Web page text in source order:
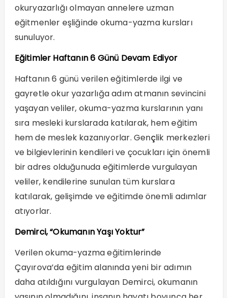
okuryazarlığı olmayan annelere uzman
eğitmenler eşliğinde okuma-yazma kursları
sunuluyor.
Eğitimler Haftanın 6 Günü Devam Ediyor
Haftanın 6 günü verilen eğitimlerde ilgi ve
gayretle okur yazarlığa adım atmanın sevincini
yaşayan veliler, okuma-yazma kurslarının yanı
sıra mesleki kurslarada katılarak, hem eğitim
hem de meslek kazanıyorlar. Gençlik merkezleri
ve bilgievlerinin kendileri ve çocukları için önemli
bir adres olduğunuda eğitimlerde vurgulayan
veliler, kendilerine sunulan tüm kurslara
katılarak, gelişimde ve eğitimde önemli adımlar
atıyorlar.
Demirci, “Okumanın Yaşı Yoktur”
Verilen okuma-yazma eğitimlerinde
Çayırova’da eğitim alanında yeni bir adımın
daha atıldığını vurgulayan Demirci, okumanın